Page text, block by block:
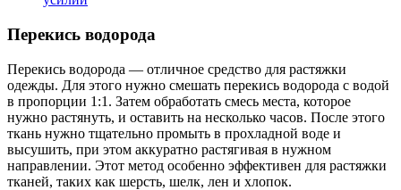
Перекись водорода
Перекись водорода — отличное средство для растяжки
одежды. Для этого нужно смешать перекись водорода с водой
в пропорции 1:1. Затем обработать смесь места, которое
нужно растянуть, и оставить на несколько часов. После этого
ткань нужно тщательно промыть в прохладной воде и
высушить, при этом аккуратно растягивая в нужном
направлении. Этот метод особенно эффективен для растяжки
тканей, таких как шерсть, шелк, лен и хлопок.